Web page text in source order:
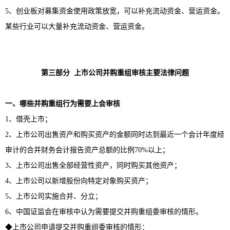
5、创业板对募集资金使用政策放宽，可以补充流动资金、营运资金。
某些行业可以大量补充流动资金、营运资金。
第三部分 上市公司并购重组审核主要法律问题
一、哪些并购重组行为需要上会审核
1、借壳上市；
2、上市公司出售资产和购买资产的金额同时达到最近一个会计年度经
审计的合并财务会计报告资产总额的比例70%以上；
3、上市公司出售全部经营性资产，同时购买其他资产；
4、上市公司以新增股份向特定对象购买资产；
5、上市公司实施合并、分立；
6、中国证监会在审核中认为需要提交并购重组委审核的情形。
◆上市公司申请提交并购重组委审核的情形：